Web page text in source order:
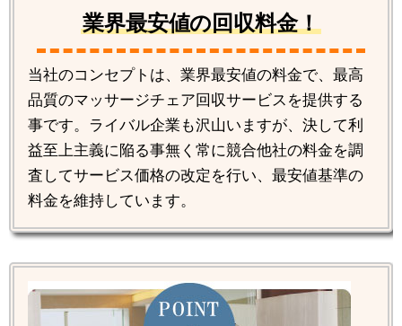
業界最安値の回収料金！
当社のコンセプトは、業界最安値の料金で、最高
品質のマッサージチェア回収サービスを提供する
事です。ライバル企業も沢山いますが、決して利
益至上主義に陥る事無く常に競合他社の料金を調
査してサービス価格の改定を行い、最安値基準の
料金を維持しています。